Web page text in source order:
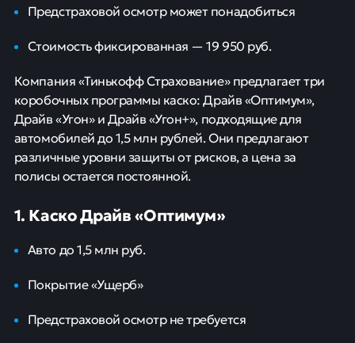
Предстраховой осмотр может понадобиться
Стоимость фиксированная — 19 950 руб.
Компания «Тинькофф Страхование» предлагает три
коробочных программы каско: Драйв «Оптимум»,
Драйв «Угон» и Драйв «Угон+», подходящие для
автомобилей до 1,5 млн рублей. Они предлагают
различные уровни защиты от рисков, а цена за
полисы остается постоянной.
1. Каско Драйв «Оптимум»
Авто до 1,5 млн руб.
Покрытие «Ущерб»
Предстраховой осмотр не требуется